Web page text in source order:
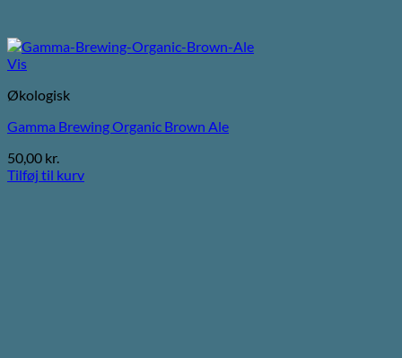
Vis
Økologisk
Gamma Brewing Organic Brown Ale
50,00 kr.
Tilføj til kurv